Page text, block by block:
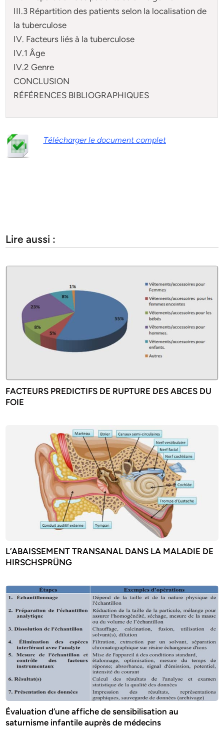
III.3 Répartition des patients selon la localisation de
la tuberculose
IV. Facteurs liés à la tuberculose
IV.1 Âge
IV.2 Genre
CONCLUSION
RÉFÉRENCES BIBLIOGRAPHIQUES
Télécharger le document complet
Lire aussi :
FACTEURS PREDICTIFS DE RUPTURE DES ABCES DU
FOIE
L’ABAISSEMENT TRANSANAL DANS LA MALADIE DE
HIRSCHSPRÜNG
Évaluation d’une affiche de sensibilisation au
saturnisme infantile auprès de médecins